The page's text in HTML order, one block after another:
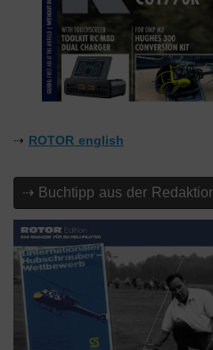
⇢ ROTOR english
⇢ Buchtipp aus der